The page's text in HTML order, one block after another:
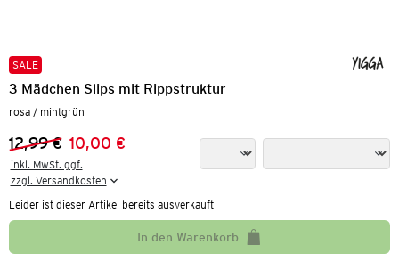
SALE
3 Mädchen Slips mit Rippstruktur
rosa / mintgrün
Vorheriger Preis:
12,99 €
Neuer Preis:
10,00 €
inkl. MwSt. ggf.
zzgl. Versandkosten
Leider ist dieser Artikel bereits ausverkauft
In den Warenkorb